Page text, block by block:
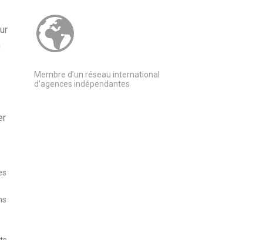
Membre d’un réseau international
d’agences indépendantes